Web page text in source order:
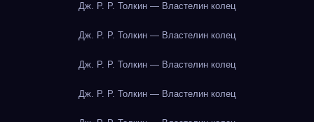
Дж. Р. Р. Толкин — Властелин колец
Дж. Р. Р. Толкин — Властелин колец
Дж. Р. Р. Толкин — Властелин колец
Дж. Р. Р. Толкин — Властелин колец